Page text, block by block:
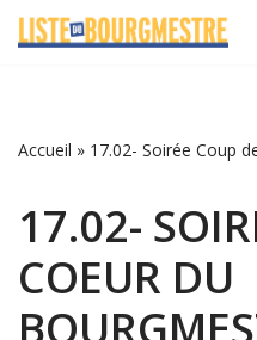
Accueil » 17.02- Soirée Coup
17.02-
COEUR DU